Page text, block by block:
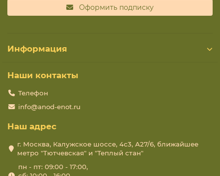
Оформить подписку
Информация
Наши контакты
Телефон
info@anod-enot.ru
Наш адрес
г. Москва, Калужское шоссе, 4с3, А27/6, ближайшее
метро "Тютчевская" и "Теплый стан"
пн - пт: 09:00 - 17:00,